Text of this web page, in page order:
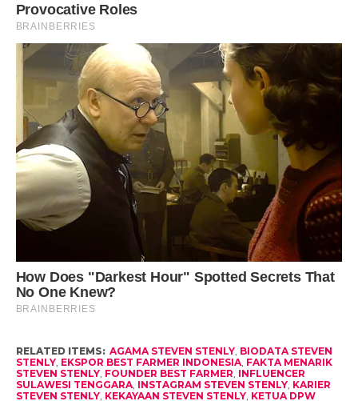
RELATED ITEMS: AGAMA STEVEN STENLY, BIODATA STEVEN
STENLY, EKSPOR BEST FARMER INDONESIA, FAKTA MENARIK
STEVEN STENLY, FOUNDER BEST FARMER INFLUENCER
SULAWESI TENGGARA, INSTAGRAM STEVEN STENLY, KARIER
STEVEN STENLY, KEKAYAAN STEVEN STENLY, KETUA DPW